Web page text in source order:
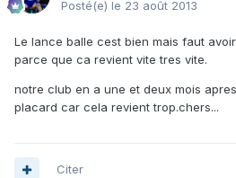
Posté(e) le 23 août 2013
Le lance balle cest bien mais faut
parce que ca revient vite tres vite.
notre club en a une et deux mois
placard car cela revient trop.chers...
Citer